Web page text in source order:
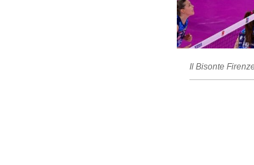
Il Bisonte